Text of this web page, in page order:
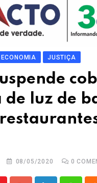
ECONOMIA JUSTIÇA
de luz de
08/05/2020 0